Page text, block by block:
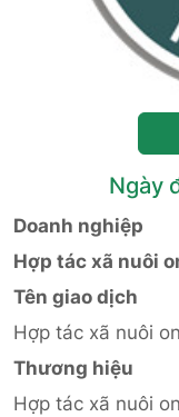
Ngày
Doanh nghiệp
Hợp tác xã nuôi
Tên giao dịch
Hợp tác xã nuôi
Thương hiệu
Hợp tác xã nuôi